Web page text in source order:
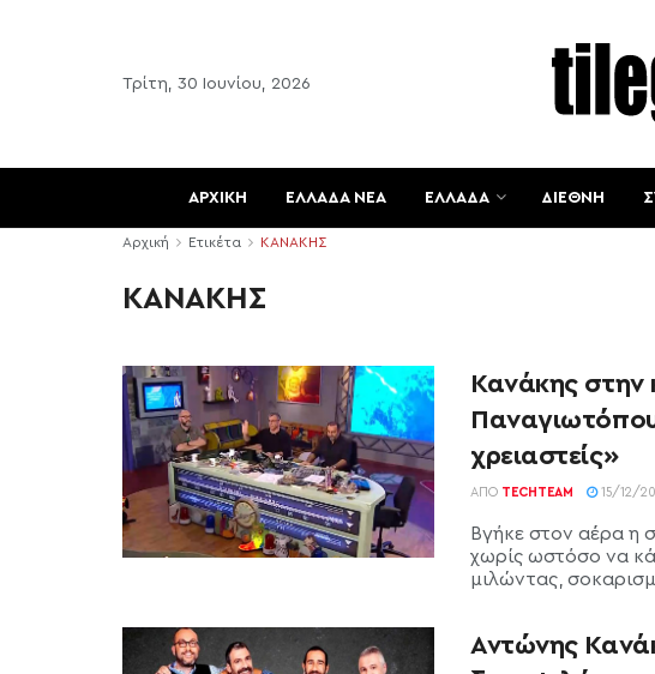
Τρίτη, 30 Ιουνίου, 2026
ΑΡΧΙΚΗ ΕΛΛΑΔΑ ΝΕΑ ΕΛΛΑΔΑ ΔΙΕΘΝΗ
Αρχική Ετικέτα ΚΑΝΑΚΗΣ
ΚΑΝΑΚΗΣ
Κανάκης στην
χρειαστείς»
ΑΠΌ TECHTEAM 15/12/
Βγήκε στον αέρα η
χωρίς ωστόσο να
μιλώντας,
Αντώνης